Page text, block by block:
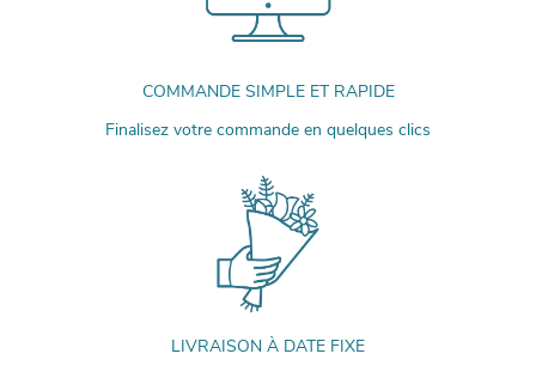
COMMANDE SIMPLE ET RAPIDE
Finalisez votre commande en quelques clics
LIVRAISON À DATE FIXE